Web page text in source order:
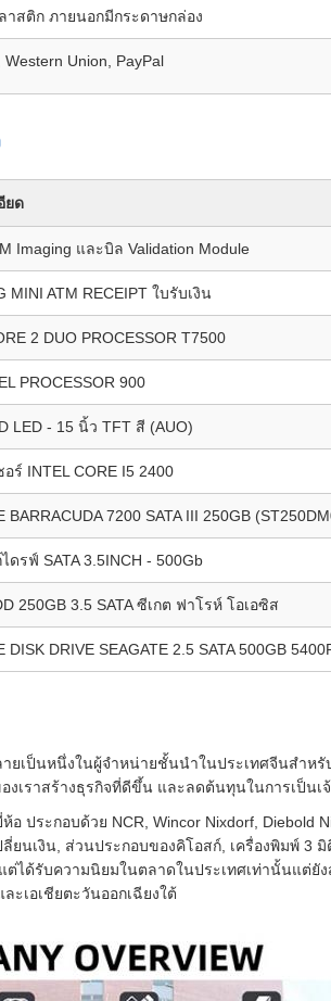
าสติก ภายนอกมีกระดาษกล่อง
Western Union, PayPal
ยด
Imaging และบิล Validation Module
MINI ATM RECEIPT ใบรับเงิน
2 DUO PROCESSOR T7500
PROCESSOR 900
LED - 15 นิ้ว TFT สี (AUO)
อร์ INTEL CORE I5 2400
BARRACUDA 7200 SATA III 250GB
ดรฟ์ SATA 3.5INCH - 500Gb
250GB 3.5 SATA ซีเกต ฟาโรห์ โอเอซิส
DISK DRIVE SEAGATE 2.5 SATA 500GB
ายเป็นหนึ่งในผู้จําหน่ายชั้นนําในประเทศจีนสําห
เราสร้างธุรกิจที่ดีขึ้น และลดต้นทุนในการเป็นเจ้
ประกอบด้วย NCR, Wincor Nixdorf, Diebold
ลี่ยนเงิน, ส่วนประกอบของคิโอสก์, เครื่องพิมพ์ 3
ได้รับความนิยมในตลาดในประเทศเท่านั้นแต่ยัง
ะเอเชียตะวันออกเฉียงใต้